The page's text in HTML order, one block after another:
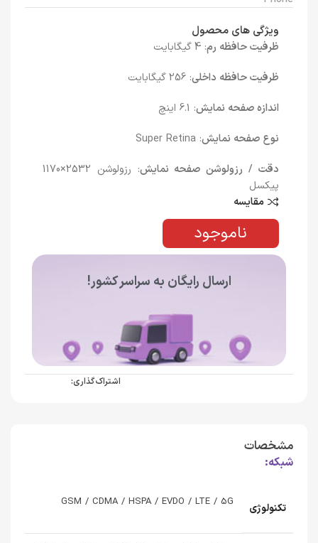
ویژگی های محصول
ظرفیت حافظه رم: 4 گیگابایت
ظرفیت حافظه داخلی: 256 گیگابایت
اندازه صفحه نمایش: 6.1 اینچ
نوع صفحه نمایش: Super Retina
دقت / رزولوشن صفحه نمایش
پیکسل
مقایسه
ناموجود
ارسال رایگان به سراسر کشور!
اشتراک گذاری:
مشخصات
شبکه:
تکنولوژی GSM / CDMA / HSPA / EVDO / LTE / 5G